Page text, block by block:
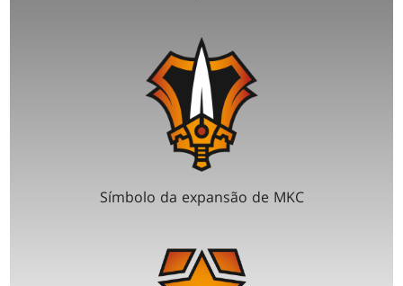
Símbolo da expansão de MKC